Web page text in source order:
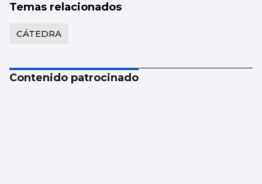
Temas relacionados
CÁTEDRA
Contenido patrocinado